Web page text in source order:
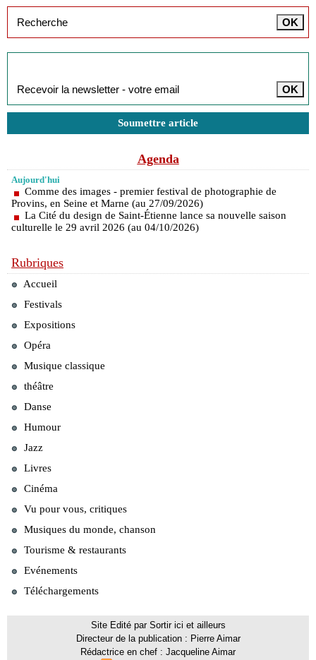
Soumettre article
Agenda
Aujourd'hui
Comme des images - premier festival de photographie de
Provins, en Seine et Marne (au 27/09/2026)
La Cité du design de Saint-Étienne lance sa nouvelle saison
culturelle le 29 avril 2026 (au 04/10/2026)
Rubriques
Accueil
Festivals
Expositions
Opéra
Musique classique
théâtre
Danse
Humour
Jazz
Livres
Cinéma
Vu pour vous, critiques
Musiques du monde, chanson
Tourisme & restaurants
Evénements
Téléchargements
Site Edité par Sortir ici et ailleurs
Directeur de la publication : Pierre Aimar
Rédactrice en chef : Jacqueline Aimar